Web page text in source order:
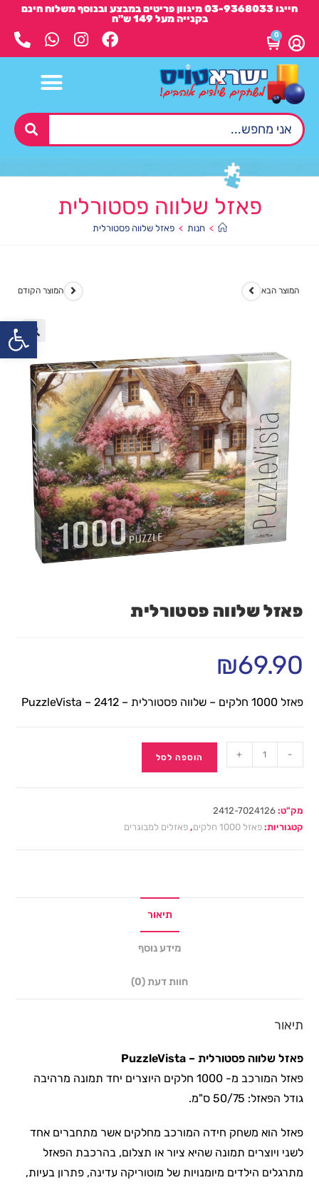
חייגו 03-9368033 מיגוון פריטים במבצע ובנוסף משלוח חינם
בקנייה מעל 149 ש"ח
0
פאזל שלווה פסטורלית
> חנות > פאזל שלווה פסטורלית
המוצר הקודם המוצר הבא
פאזל שלווה פסטורלית
₪69.90
פאזל 1000 חלקים – שלווה פסטורלית – 2412 – PuzzleVista
-
+ הוספה לסל
מק"ט:2412-7024126
קטגוריות:פאזל 1000 חלקים ,פאזלים למבוגרים
תיאור
מידע נוסף
חוות דעת (0)
תיאור
פאזל שלווה פסטורלית– PuzzleVista
פאזל המורכב מ- 1000 חלקים היוצרים יחד תמונה מרהיבה
גודל הפאזל: 50/75 ס"מ.
פאזל הוא משחק חידה המורכב מחלקים אשר מתחברים אחד
לשני ויוצרים תמונה שהיא ציור או תצלום, בהרכבת הפאזל
מתרגלים הילדים מיומנויות של מוטוריקה עדינה, פתרון בעיות,